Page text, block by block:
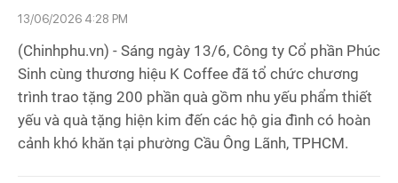
13/06/2026 4:28 PM
(Chinhphu.vn) - Sáng ngày 13/6, Công ty Cổ phần Phúc
Sinh cùng thương hiệu K Coffee đã tổ chức chương
trình trao tặng 200 phần quà gồm nhu yếu phẩm thiết
yếu và quà tặng hiện kim đến các hộ gia đình có hoàn
cảnh khó khăn tại phường Cầu Ông Lãnh, TPHCM.